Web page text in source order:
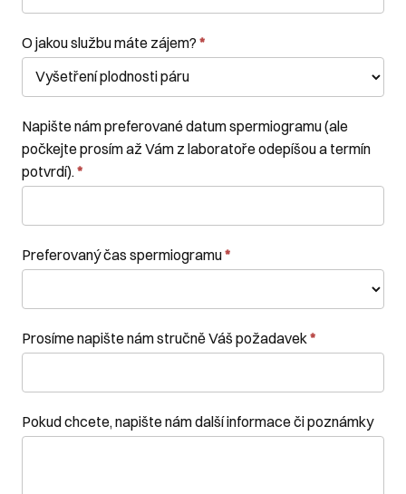
O jakou službu máte zájem? *
Napište nám preferované datum spermiogramu (ale
počkejte prosím až Vám z laboratoře odepíšou a termín
potvrdí). *
Preferovaný čas spermiogramu*
Prosíme napište nám stručně Váš požadavek*
Pokud chcete, napište nám další informace či poznámky